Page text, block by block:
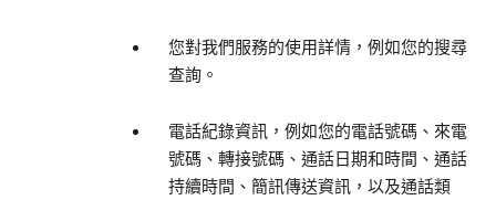
您對我們服務的使用詳情，例如您的搜尋
查詢。
電話紀錄資訊，例如您的電話號碼、來電
號碼、轉接號碼、通話日期和時間、通話
持續時間、簡訊傳送資訊，以及通話類